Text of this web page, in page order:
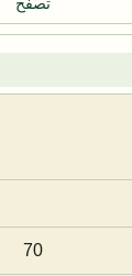
70